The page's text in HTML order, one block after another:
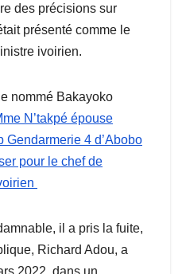
des précisions sur
présenté comme le
ivoirien.
nommé Bakayoko
N’takpé épouse
Gendarmerie 4 d’Abobo
pour le chef de
il a pris la fuite,
Richard Adou, a